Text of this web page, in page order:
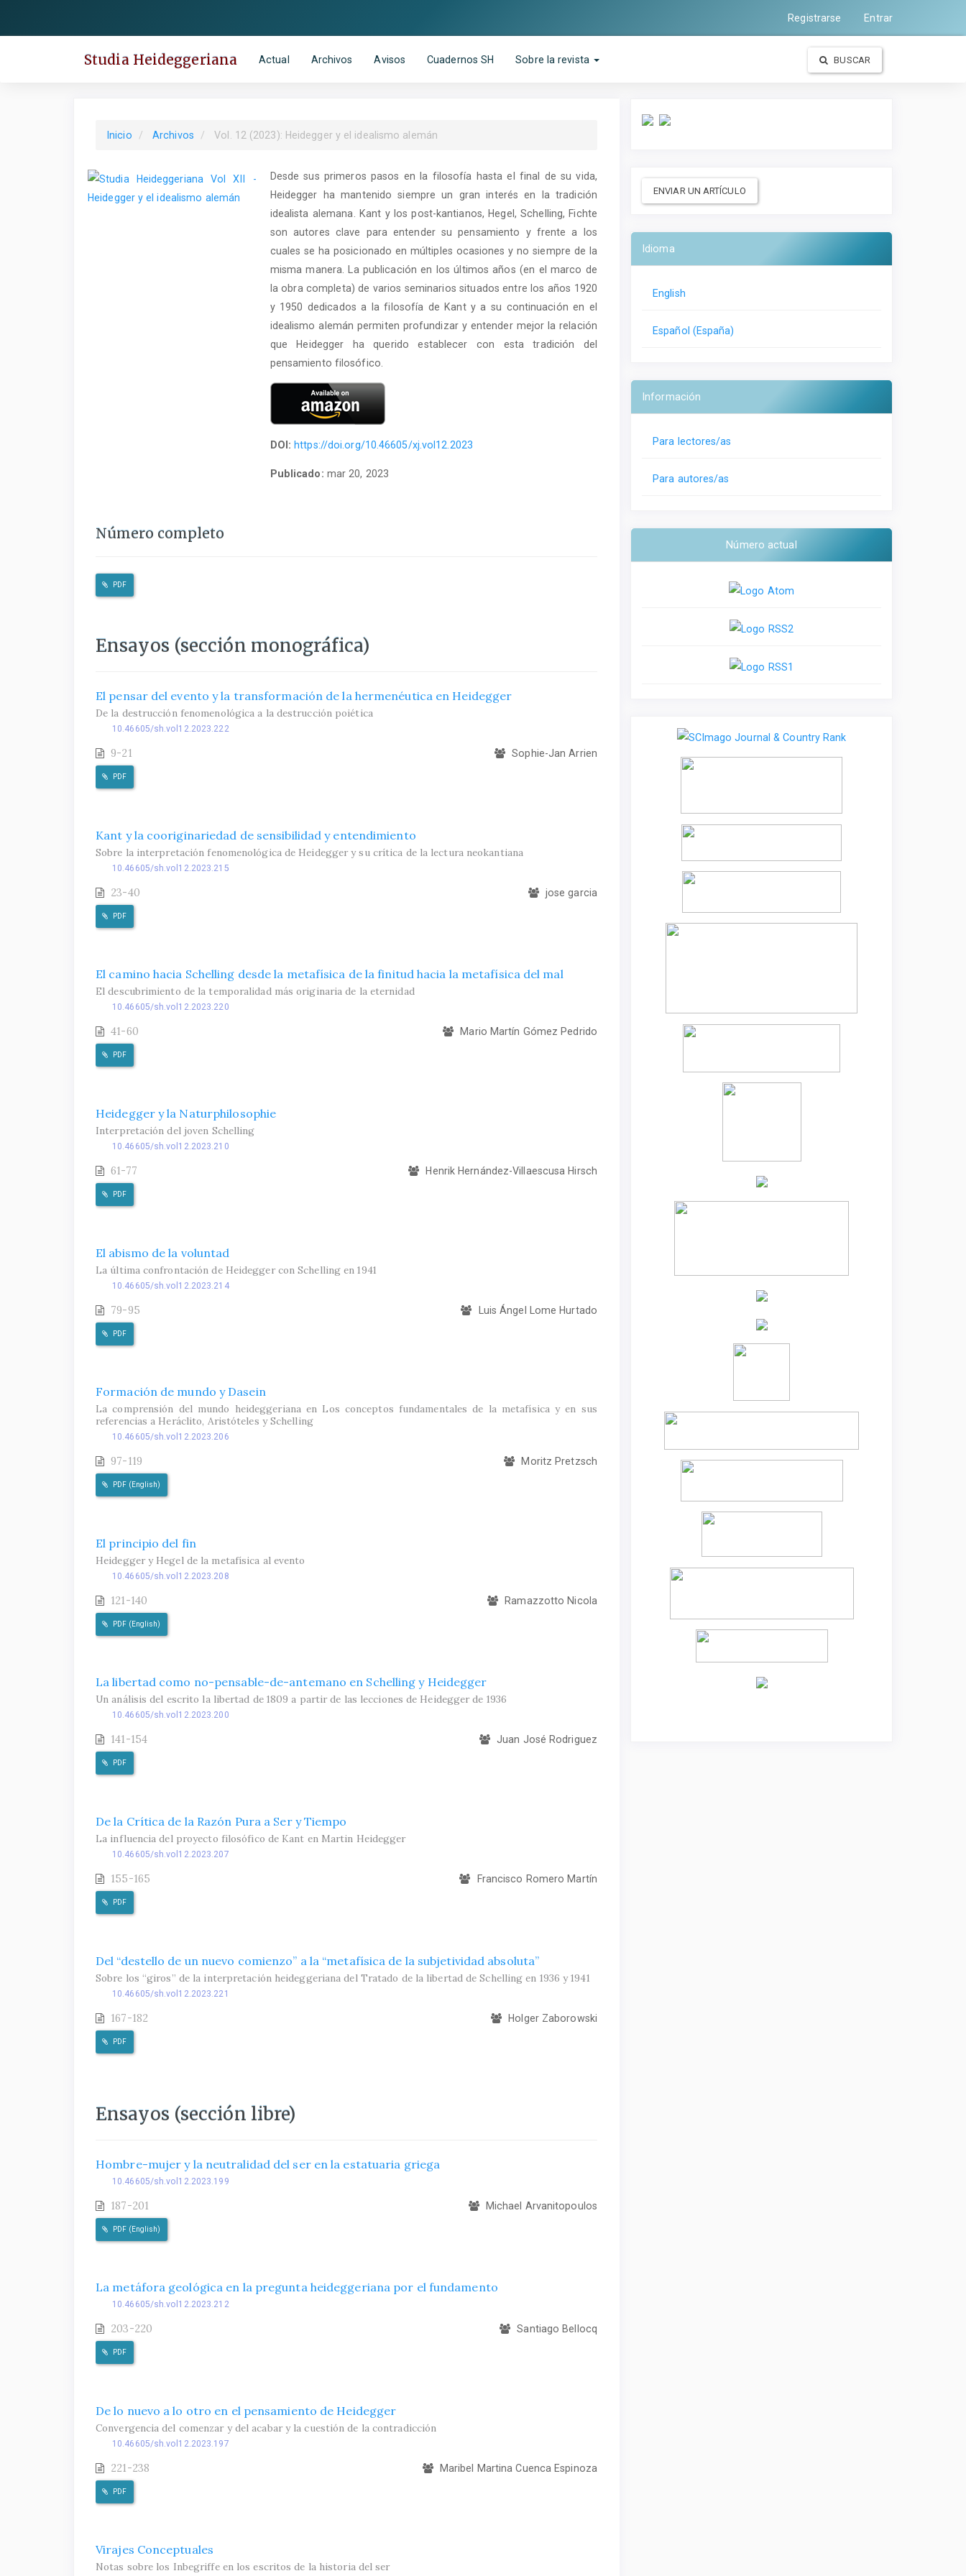
Registrarse Entrar
Studia Heideggeriana Actual Archivos Avisos Cuadernos SH Sobre la revista BUSCAR
Inicio Archivos Vol. 12 (2023): Heidegger y el idealismo alemán
Desde sus primeros pasos en la filosofía hasta el final de su vida,
Heidegger ha mantenido siempre un gran interés en la tradición
idealista alemana. Kant y los post-kantianos, Hegel, Schelling, Fichte
son autores clave para entender su pensamiento y frente a los
cuales se ha posicionado en múltiples ocasiones y no siempre de la
misma manera. La publicación en los últimos años (en el marco de
la obra completa) de varios seminarios situados entre los años 1920
y 1950 dedicados a la filosofía de Kant y a su continuación en el
idealismo alemán permiten profundizar y entender mejor la relación
que Heidegger ha querido establecer con esta tradición del
pensamiento filosófico.
DOI:https://doi.org/10.46605/xj.vol12.2023
Publicado: mar 20, 2023
Número completo
PDF
Ensayos (sección monográfica)
El pensar del evento y la transformación de la hermenéutica en Heidegger
De la destrucción fenomenológica a la destrucción poiética
10.46605/sh.vol12.2023.222
9-21 Sophie-Jan Arrien
PDF
Kant y la cooriginariedad de sensibilidad y entendimiento
Sobre la interpretación fenomenológica de Heidegger y su crítica de la lectura neokantiana
10.46605/sh.vol12.2023.215
23-40 jose garcia
PDF
El camino hacia Schelling desde la metafísica de la finitud hacia la metafísica del mal
El descubrimiento de la temporalidad más originaria de la eternidad
10.46605/sh.vol12.2023.220
41-60 Mario Martín Gómez Pedrido
PDF
Heidegger y la Naturphilosophie
Interpretación del joven Schelling
10.46605/sh.vol12.2023.210
61-77 Henrik Hernández-Villaescusa Hirsch
PDF
El abismo de la voluntad
La última confrontación de Heidegger con Schelling en 1941
10.46605/sh.vol12.2023.214
79-95 Luis Ángel Lome Hurtado
PDF
Formación de mundo y Dasein
La comprensión del mundo heideggeriana en Los conceptos fundamentales de la metafísica y en sus
referencias a Heráclito, Aristóteles y Schelling
10.46605/sh.vol12.2023.206
97-119 Moritz Pretzsch
PDF (English)
El principio del fin
Heidegger y Hegel de la metafísica al evento
10.46605/sh.vol12.2023.208
121-140 Ramazzotto Nicola
PDF (English)
La libertad como no-pensable-de-antemano en Schelling y Heidegger
Un análisis del escrito la libertad de 1809 a partir de las lecciones de Heidegger de 1936
10.46605/sh.vol12.2023.200
141-154 Juan José Rodriguez
PDF
De la Crítica de la Razón Pura a Ser y Tiempo
La influencia del proyecto filosófico de Kant en Martin Heidegger
10.46605/sh.vol12.2023.207
155-165 Francisco Romero Martín
PDF
Del “destello de un nuevo comienzo” a la “metafísica de la subjetividad absoluta”
Sobre los “giros” de la interpretación heideggeriana del Tratado de la libertad de Schelling en 1936 y 1941
10.46605/sh.vol12.2023.221
167-182 Holger Zaborowski
PDF
Ensayos (sección libre)
Hombre-mujer y la neutralidad del ser en la estatuaria griega
10.46605/sh.vol12.2023.199
187-201 Michael Arvanitopoulos
PDF (English)
La metáfora geológica en la pregunta heideggeriana por el fundamento
10.46605/sh.vol12.2023.212
203-220 Santiago Bellocq
PDF
De lo nuevo a lo otro en el pensamiento de Heidegger
Convergencia del comenzar y del acabar y la cuestión de la contradicción
10.46605/sh.vol12.2023.197
221-238 Maribel Martina Cuenca Espinoza
PDF
Virajes Conceptuales
Notas sobre los Inbegriffe en los escritos de la historia del ser
ENVIAR UN ARTÍCULO
Idioma
English
Español (España)
Información
Para lectores/as
Para autores/as
Número actual